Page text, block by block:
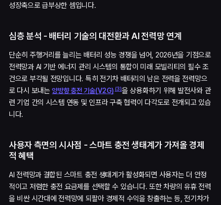
성장축으로 급부상한 셈입니다.
심층 분석 - 배터리 기술의 대전환과 AI 전력망 연계
단순히 주행거리를 늘리는 배터리 성능 경쟁을 넘어, 2026년을 기점으로
전력망과 AI 기반 에너지 관리 시스템의 통합이 미래 모빌리티의 필수 조
건으로 부각될 전망입니다. 특히 전기차 배터리의 남은 전력을 전력망으
로 다시 보내는양방향 충전 기술(V2G) (3)을 상용화하기 위해 발전사와 관
련 기업 간의 시스템 연동 및 인프라 구축 협력이 다각도로 전개되고 있습
니다.
사용자 측면의 시사점 - 스마트 충전 생태계가 가져올 경제
적 혜택
AI 전력망과 결합된 스마트 충전 생태계가 활성화되면 사용자는 더 안정
적이고 저렴한 충전 요금제를 선택할 수 있습니다. 또한 차량의 유휴 전력
을 비싼 시간대에 전력망에 되팔아 경제적 수익을 창출하는 등, 전기차가